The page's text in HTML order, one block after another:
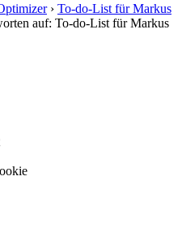
› To-do-List für Markus
auf: To-do-List für Markus